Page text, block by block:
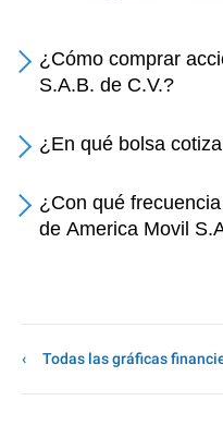
¿Cómo comprar
S.A.B. de C.V.?
¿En qué bolsa
¿Con qué
de America Movil
Todas las gráficas